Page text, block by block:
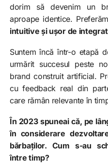
dorim să devenim un
aproape identice. Preferăm
intuitive și ușor de
Suntem încă într-o etapă
urmărit succesul peste
brand construit artificial.
cu feedback real din
care rămân relevante în
În 2023 spuneai că, pe
în considerare
bărbaților. Cum s-au
între timp?